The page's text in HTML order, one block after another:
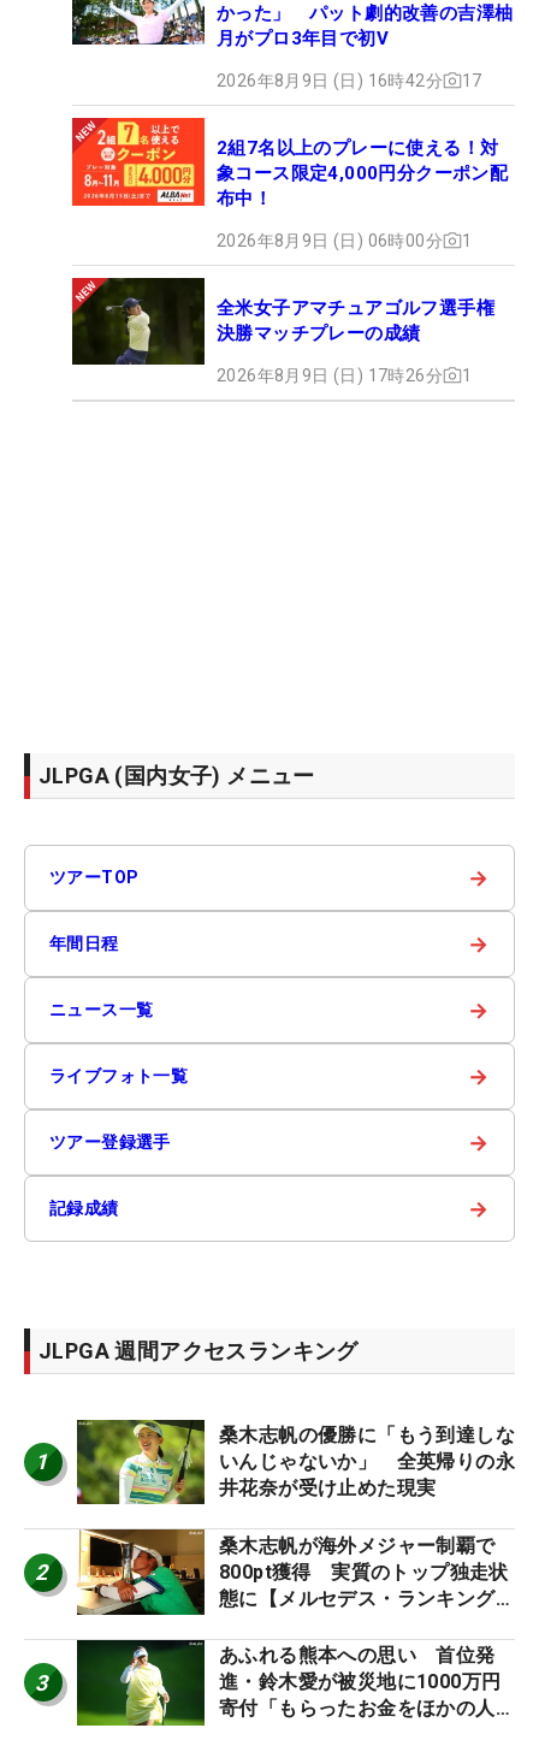
かった」 パット劇的改善の吉澤柚
月がプロ3年目で初V
2026年8月9日 (日) 16時42分 17
2組7名以上のプレーに使える！対
象コース限定4,000円分クーポン配
布中！
2026年8月9日 (日) 06時00分 1
全米女子アマチュアゴルフ選手権
決勝マッチプレーの成績
2026年8月9日 (日) 17時26分 1
JLPGA (国内女子) メニュー
ツアーTOP →
年間日程 →
ニュース一覧 →
ライブフォト一覧 →
ツアー登録選手 →
記録成績 →
JLPGA 週間アクセスランキング
1
桑木志帆の優勝に「もう到達しな
いんじゃないか」 全英帰りの永
井花奈が受け止めた現実
2
桑木志帆が海外メジャー制覇で
800pt獲得 実質のトップ独走状
態に【メルセデス・ランキング番
3
あふれる熊本への思い 首位発
進・鈴木愛が被災地に1000万円
寄付「もらったお金をほかの人